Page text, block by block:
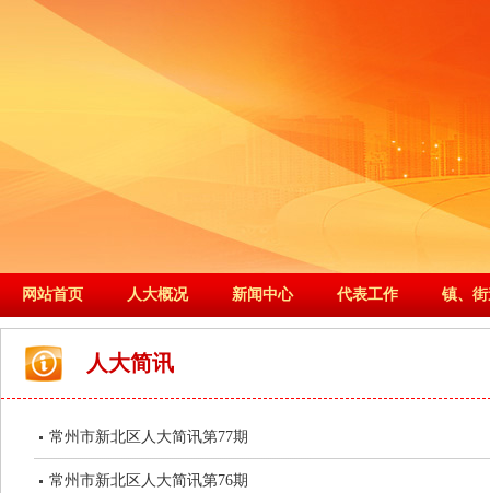
网站首页 人大概况 新闻中心 代表工作 镇、
人大简讯
常州市新北区人大简讯第77期
常州市新北区人大简讯第76期